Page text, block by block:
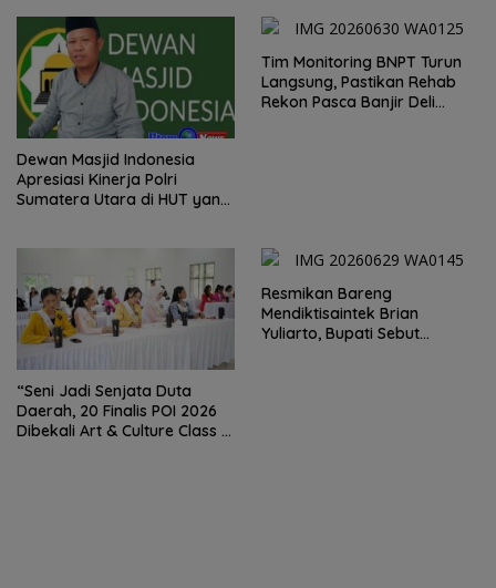
Sumut Irjen Whisnu
Dewan Masjid Indonesia
Apresiasi Kinerja Polri
Sumatera Utara di HUT yang
Tim Monitoring BNPT Turun
Langsung, Pastikan Rehab
Rekon Pasca Banjir Deli
“Seni Jadi Senjata Duta
Daerah, 20 Finalis POI 2026
Dibekali Art & Culture Class di
Resmikan Bareng
Mendiktisaintek Brian
Yuliarto, Bupati Sebut